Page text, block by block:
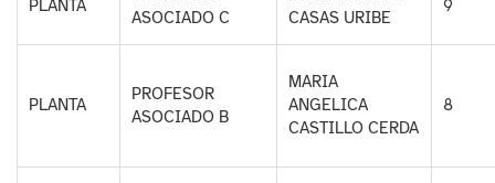
PLANTA
ASOCIADO C
CASAS URIBE
9
PLANTA
PROFESOR
ASOCIADO B
MARIA
ANGELICA
CASTILLO CERDA
8